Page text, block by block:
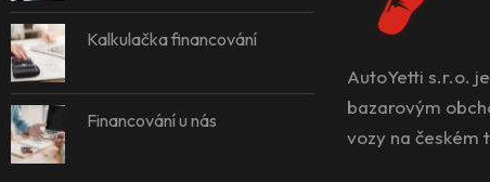
Kalkulačka financování
Financování u nás
AutoYetti s.r.o.
bazarovým
vozy na českém